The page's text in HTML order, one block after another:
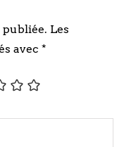
publiée. Les
avec *